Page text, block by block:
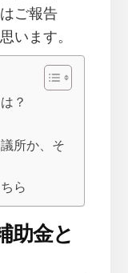
ご報告
います。
？
所か、そ
ら
助金と